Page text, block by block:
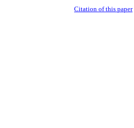
Citation of this paper